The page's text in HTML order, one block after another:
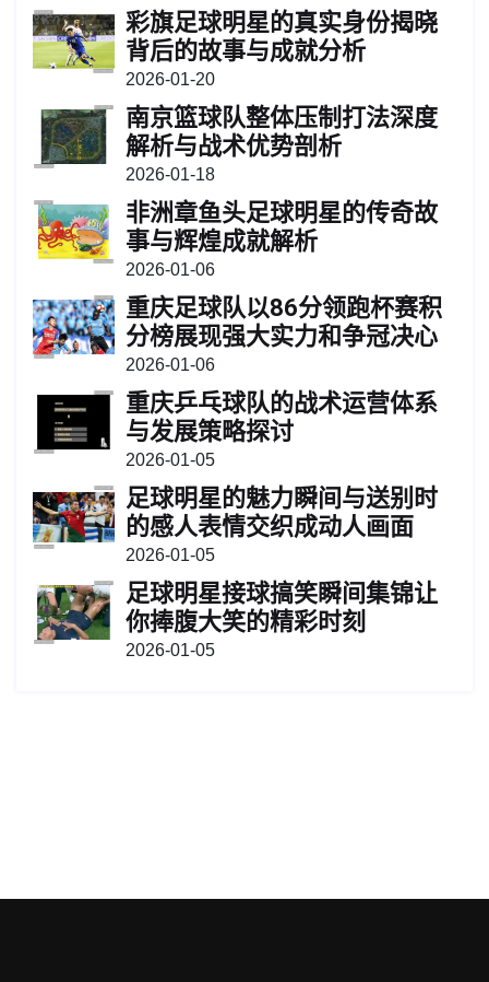
彩旗足球明星的真实身份揭晓
背后的故事与成就分析
2026-01-20
南京篮球队整体压制打法深度
解析与战术优势剖析
2026-01-18
非洲章鱼头足球明星的传奇故
事与辉煌成就解析
2026-01-06
重庆足球队以86分领跑杯赛积
分榜展现强大实力和争冠决心
2026-01-06
重庆乒乓球队的战术运营体系
与发展策略探讨
2026-01-05
足球明星的魅力瞬间与送别时
的感人表情交织成动人画面
2026-01-05
足球明星接球搞笑瞬间集锦让
你捧腹大笑的精彩时刻
2026-01-05